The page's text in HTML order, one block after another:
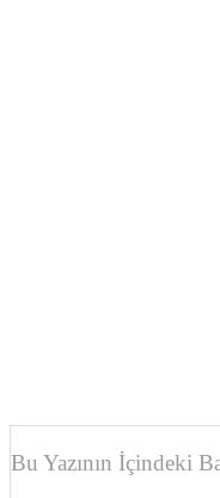
Bu Yazının İçindeki